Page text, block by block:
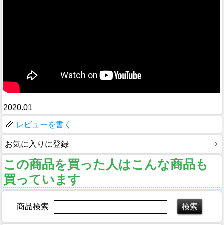
2020.01
レビューを書く
お気に入りに登録
この商品を買った人はこんな商品も
買っています
商品検索